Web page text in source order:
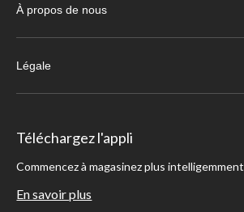
À propos de nous
Légale
Téléchargez l'appli
Commencez à magasinez plus intelligemment
En savoir plus